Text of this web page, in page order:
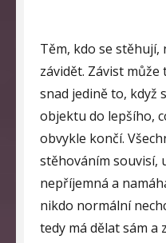
Těm, kdo se stěhují,
závidět. Závist
snad jedině to, když
objektu do lepšího,
obvykle končí.
stěhováním souvisí,
nepříjemná a
nikdo normální
tedy má dělat sám a